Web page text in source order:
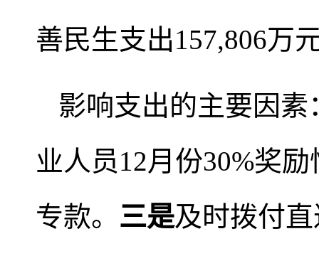
善民生支出157,806万
影响支出的主要因素
业人员12月份30%奖
专款。 三是及时拨付